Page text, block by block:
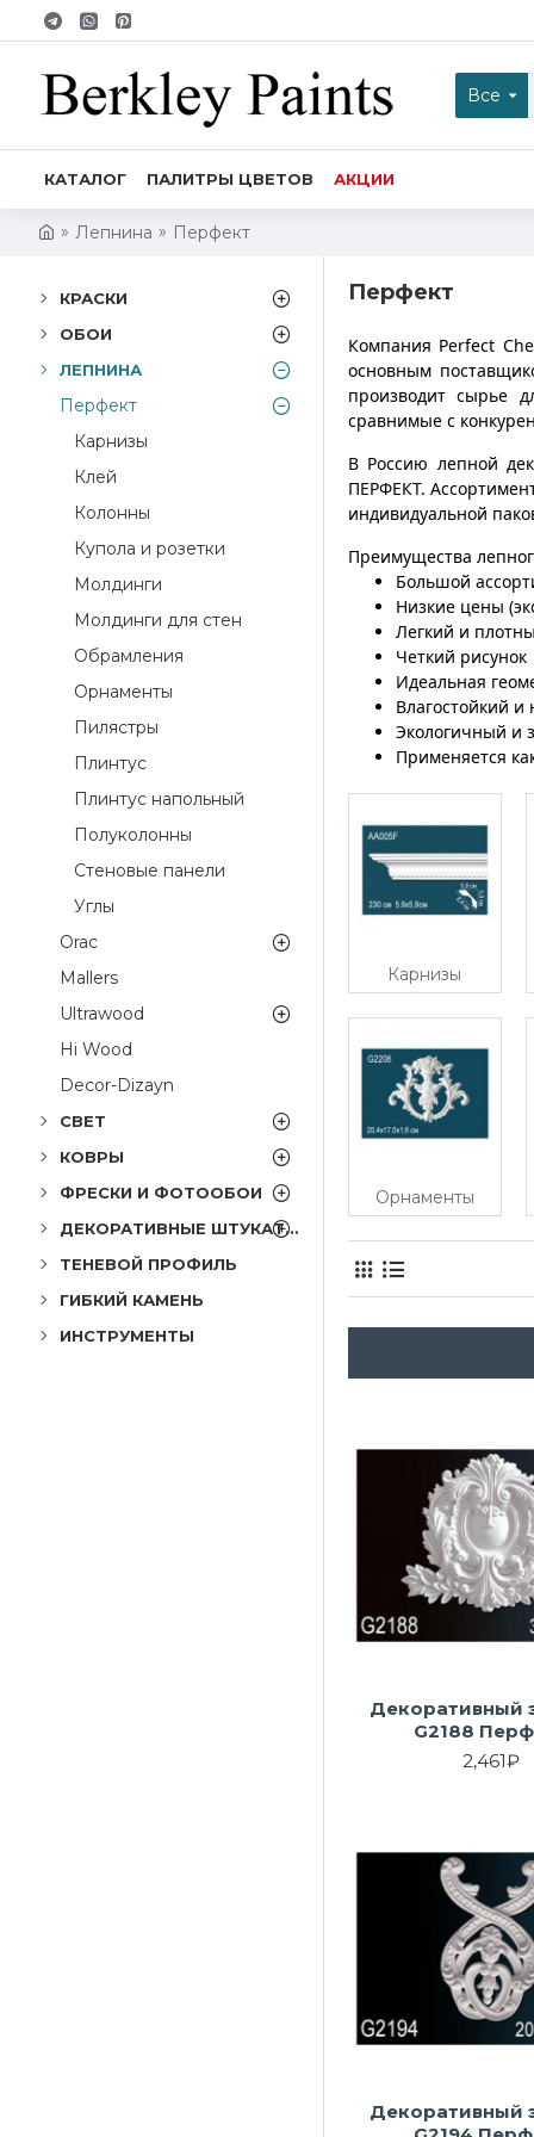
Все
КАТАЛОГ ПАЛИТРЫ ЦВЕТОВ АКЦИИ
Лепнина Перфект
КРАСКИ
ОБОИ
ЛЕПНИНА
Перфект
Карнизы
Клей
Колонны
Купола и розетки
Молдинги
Молдинги для стен
Обрамления
Орнаменты
Пилястры
Плинтус
Плинтус напольный
Полуколонны
Стеновые панели
Углы
Orac
Mallers
Ultrawood
Hi Wood
Decor-Dizayn
СВЕТ
КОВРЫ
ФРЕСКИ И ФОТООБОИ
ДЕКОРАТИВНЫЕ ШТУКАТУРКИ
ТЕНЕВОЙ ПРОФИЛЬ
ГИБКИЙ КАМЕНЬ
ИНСТРУМЕНТЫ
Перфект
Компания Perfect
основным
производит сырье
сравнимые с
В Россию лепной
ПЕРФЕКТ.
индивидуальной
Преимущества
Большой
Низкие цены
Легкий и
Четкий рисунок
Идеальная
Влагостойкий
Экологичный и
Применяется
Карнизы
Орнаменты
Декоративный
G2188
2,461₽
Декоративный